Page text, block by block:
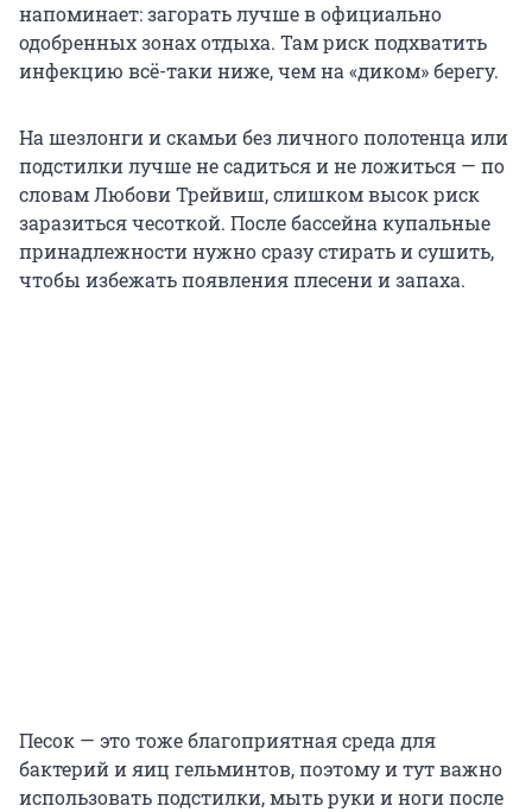
напоминает: загорать лучше в официально
одобренных зонах отдыха. Там риск подхватить
инфекцию всё-таки ниже, чем на «диком» берегу.
На шезлонги и скамьи без личного полотенца или
подстилки лучше не садиться и не ложиться — по
словам Любови Трейвиш, слишком высок риск
заразиться чесоткой. После бассейна купальные
принадлежности нужно сразу стирать и сушить,
чтобы избежать появления плесени и запаха.
Песок — это тоже благоприятная среда для
бактерий и яиц гельминтов, поэтому и тут важно
использовать подстилки, мыть руки и ноги после